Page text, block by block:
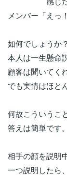
メンバー「えっ
如何でしょうか？
本人は一生懸命
顧客は聞いてく
でも実情はほと
何故こういうこ
答えは簡単です。
相手の顔を説明
一つ説明したら